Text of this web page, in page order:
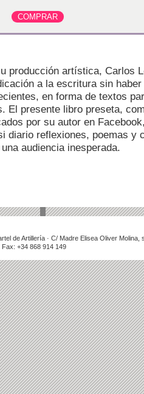
producción artística, Carlos
a la escritura sin
en forma de textos
El presente libro preseta,
por su autor en
diario reflexiones, poemas y
audiencia inesperada.
de Artillería · C/ Madre Elisea Oliver
+34 868 914 149